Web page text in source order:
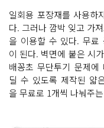
일회용 포장재를 사용하
다. 그러나 깜박 잊고 가
을 이용할 수 있다. 무료
이 된다. 벽면에 붙은 시
배꽁초 무단투기 문제
딜 수 있도록 제작된 얇
을 무료로 1개씩 나눠주